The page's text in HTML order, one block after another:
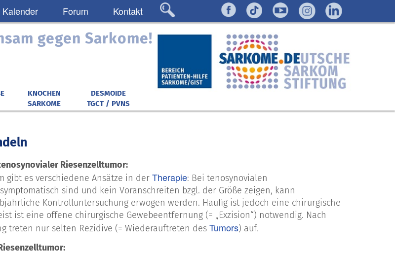
Kalender Forum Kontakt
gegen Sarkome!
KNOCHEN
SARKOME
DESMOIDE
TGCT / PVNS
Riesenzelltumor:
gibt es verschiedene Ansätze in der Therapie: Bei tenosynovialen
sind und kein Voranschreiten bzgl. der Größe zeigen, kann
Kontrolluntersuchung erwogen werden. Häufig ist jedoch eine chirurgische
ist eine offene chirurgische Gewebeentfernung (= „Exzision“) notwendig. Nach
treten nur selten Rezidive (= Wiederauftreten des Tumors) auf.